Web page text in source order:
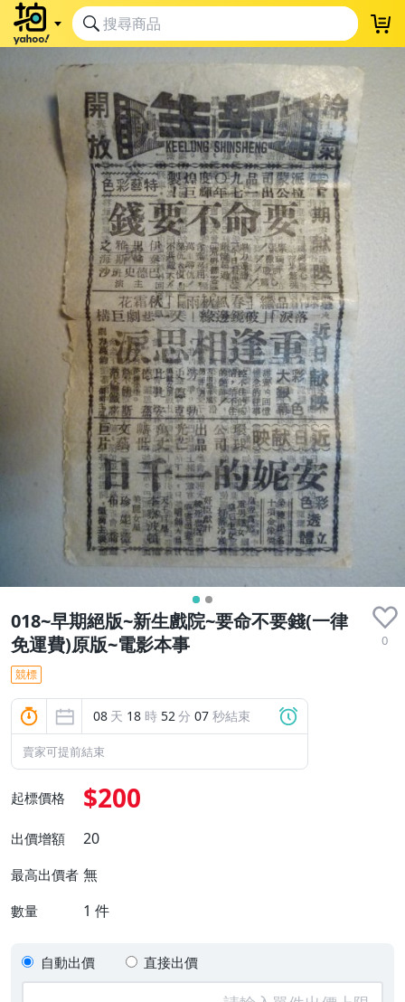
018~早期絕版~新生戲院~要命不要錢(一律
免運費)原版~電影本事
0
競標
08 天 18 時 52分 07 秒結束
賣家可提前結束
起標價格 $200
出價增額 20
最高出價者 無
數量 1 件
自動出價 直接出價